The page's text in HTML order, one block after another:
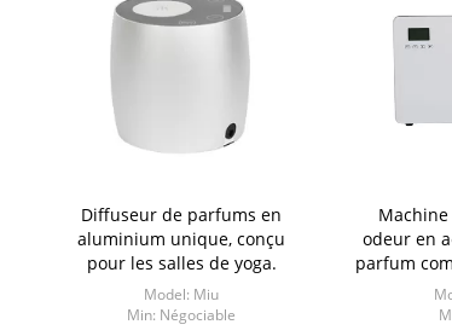
Diffuseur de parfums en
aluminium unique, conçu
pour les salles de yoga.
Model: Miu
Min: Négociable
odeur en
parfum
à